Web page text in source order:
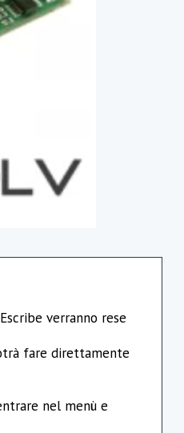
verranno rese
fare direttamente
nel menù e